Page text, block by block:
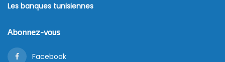
Les banques tunisiennes
Abonnez-vous
Facebook